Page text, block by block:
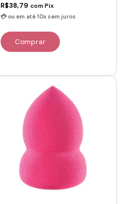
R$38,79 com Pix